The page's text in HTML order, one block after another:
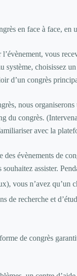
en face à face, en
vous
choisissez
d’un congrès
nous organiserons
du congrès.
avec la
des évènements de
assister.
vous n’avez qu’un
de recherche et
de congrès